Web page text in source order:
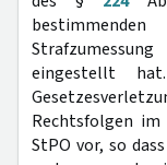
eingestellt
Rechtsfolgen im
StPO vor, so